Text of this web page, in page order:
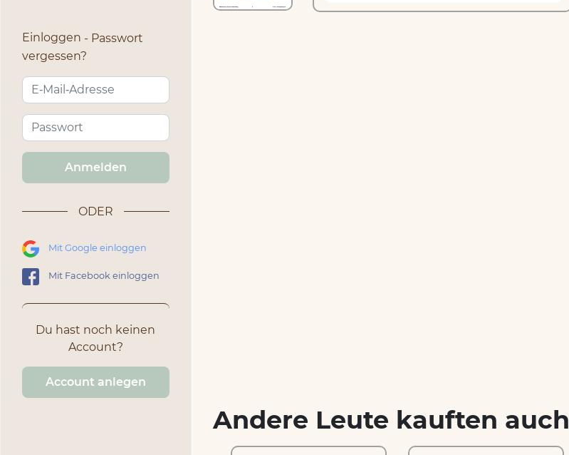
Einloggen
Passwort
vergessen?
Anmelden
ODER
Mit Google einloggen
Mit Facebook einloggen
Du hast noch keinen
Account?
Account anlegen
Andere Leute kauften auch